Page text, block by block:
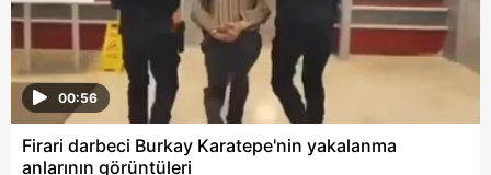
00:56
Firari darbeci Burkay Karatepe'nin yakalanma
anlarının görüntüleri